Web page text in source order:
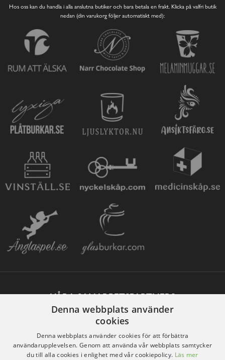
Hos oss kan du handla i alla anslutna butiker och bara betala en frakt. Klicka på valfri butik
nedan (din varukorg följer automatiskt med):
VÅRA SAMARBETSPARTNERS
Denna webbplats använder
cookies
Denna webbplats använder cookies för att förbättra
användarupplevelsen. Genom att använda vår webbplats samtycker
du till alla cookies i enlighet med vår cookiepolicy. Läs mer